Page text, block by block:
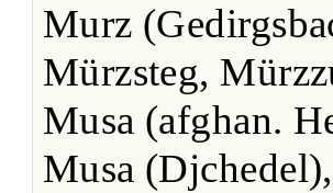
Murz
Mürzsteg,
Musa (afghan.
Musa